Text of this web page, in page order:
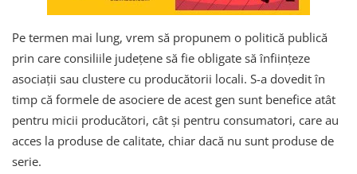
Pe termen mai lung, vrem să propunem o politică publică
prin care consiliile județene să fie obligate să înființeze
asociații sau clustere cu producătorii locali. S-a dovedit în
timp că formele de asociere de acest gen sunt benefice atât
pentru micii producători, cât și pentru consumatori, care au
acces la produse de calitate, chiar dacă nu sunt produse de
serie.